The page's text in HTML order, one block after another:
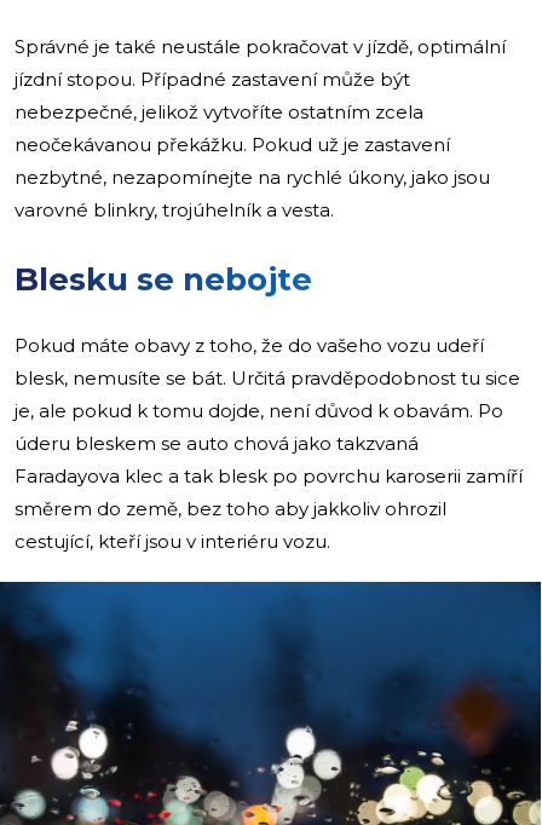
Správné je také neustále pokračovat v jízdě, optimální
jízdní stopou. Případné zastavení může být
nebezpečné, jelikož vytvoříte ostatním zcela
neočekávanou překážku. Pokud už je zastavení
nezbytné, nezapomínejte na rychlé úkony, jako jsou
varovné blinkry, trojúhelník a vesta.
Blesku se nebojte
Pokud máte obavy z toho, že do vašeho vozu udeří
blesk, nemusíte se bát. Určitá pravděpodobnost tu sice
je, ale pokud k tomu dojde, není důvod k obavám. Po
úderu bleskem se auto chová jako takzvaná
Faradayova klec a tak blesk po povrchu karoserii zamíří
směrem do země, bez toho aby jakkoliv ohrozil
cestující, kteří jsou v interiéru vozu.